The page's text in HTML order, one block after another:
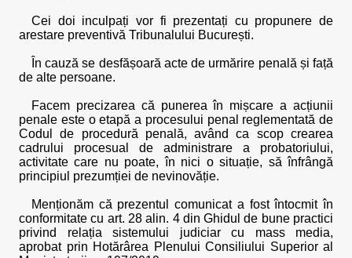
Cei doi inculpați vor fi prezentați cu propunere de
arestare preventivă Tribunalului București.
În cauză se desfășoară acte de urmărire penală și față
de alte persoane.
Facem precizarea că punerea în mișcare a acțiunii
penale este o etapă a procesului penal reglementată de
Codul de procedură penală, având ca scop crearea
cadrului procesual de administrare a probatoriului,
activitate care nu poate, în nici o situație, să înfrângă
principiul prezumției de nevinovăție.
Menționăm că prezentul comunicat a fost întocmit în
conformitate cu art. 28 alin. 4 din Ghidul de bune practici
privind relația sistemului judiciar cu mass media,
aprobat prin Hotărârea Plenului Consiliului Superior al